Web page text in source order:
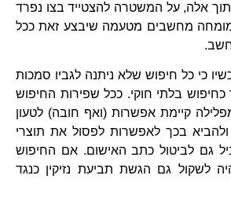
אלה, על המשטרה להצטייד בצו נפרד
מחשבים מטעמה שיבצע זאת ככל
כי כל חיפוש שלא ניתנה לגביו סמכות
בלתי חוקי. ככל שפירות החיפוש
קיימת אפשרות (ואף חובה) לטעון
ולהביא בכך לאפשרות לפסול את תוצרי
גם לביטול כתב האישום. אם החיפוש
לשקול גם הגשת תביעת נזיקין כנגד